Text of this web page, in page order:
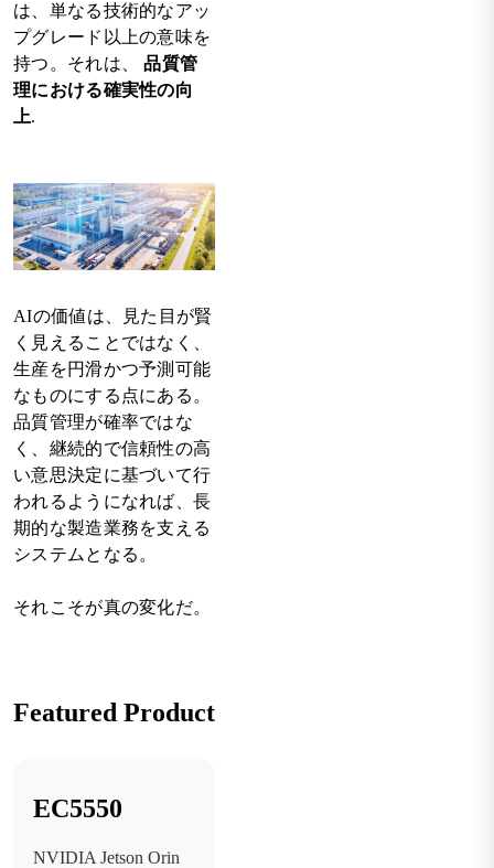
は、単なる技術的なアッ
プグレード以上の意味を
持つ。それは、品質管
理における確実性の向
上.
AIの価値は、見た目が賢
く見えることではなく、
生産を円滑かつ予測可能
なものにする点にある。
品質管理が確率ではな
く、継続的で信頼性の高
い意思決定に基づいて行
われるようになれば、長
期的な製造業務を支える
システムとなる。
それこそが真の変化だ。
Featured Product
EC5550
NVIDIA Jetson Orin